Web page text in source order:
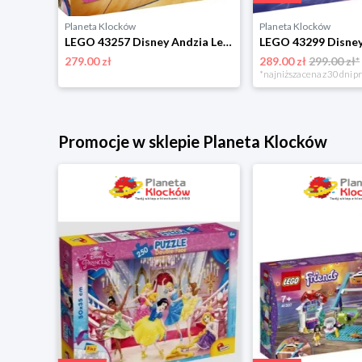
Planeta Klocków
LEGO 43257 Disney Andzia Lego
279.00 zł
Planeta Klocków
289.00 zł299.00 zł*
*najniższa cena z 30 dni
Promocje w sklepie Planeta Klocków